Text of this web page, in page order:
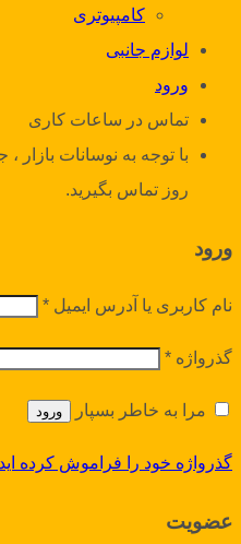
کامپیوتری
لوازم جانبی
ورود
تماس در ساعات کاری
با توجه به نوسانات
روز تماس بگیرید.
ورود
نام کاربری یا آدرس ایمیل *
گذرواژه *
مرا به خاطر بسپار ورود
گذرواژه خود را فراموش کرده
عضویت